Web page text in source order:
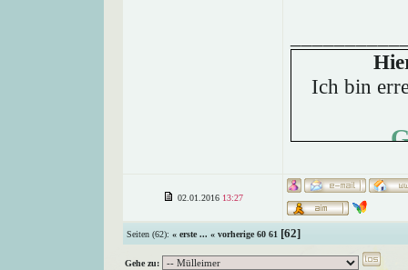
Ich bin
02.01.2016 13:27
Seiten (62): « erste ... « vorherige 60 61 [62]
Gehe zu: